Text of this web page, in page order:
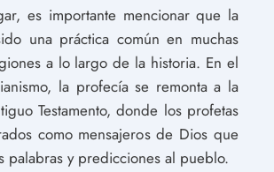
es importante mencionar que la
una práctica común en muchas
a lo largo de la historia. En el
la profecía se remonta a la
Testamento, donde los profetas
como mensajeros de Dios que
palabras y predicciones al pueblo.